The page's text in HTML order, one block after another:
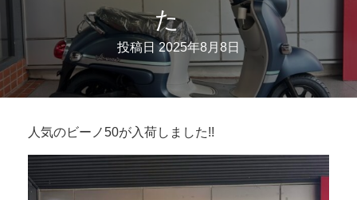
を
切
り
替
た
投稿日2025年8月8日
人気のビーノ50が入荷しました!!